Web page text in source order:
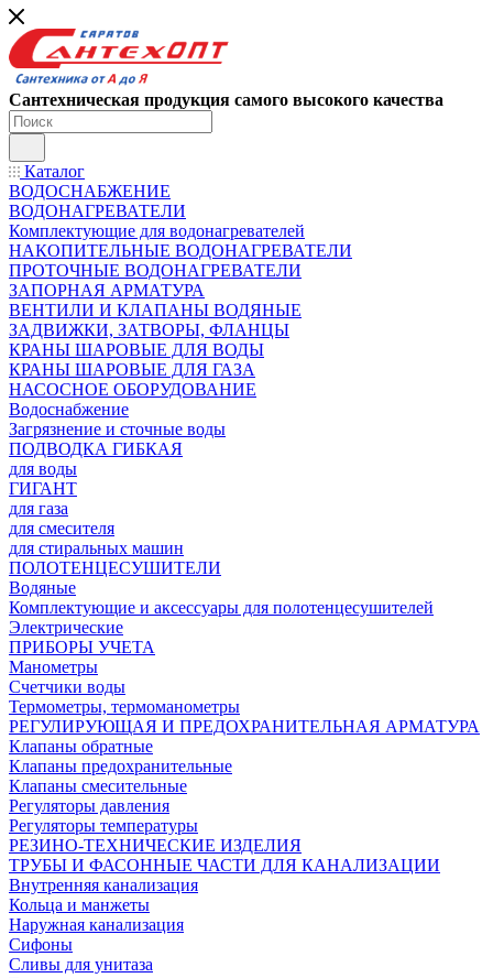
Сантехническая продукция самого высокого качества
Каталог
ВОДОСНАБЖЕНИЕ
ВОДОНАГРЕВАТЕЛИ
Комплектующие для водонагревателей
НАКОПИТЕЛЬНЫЕ ВОДОНАГРЕВАТЕЛИ
ПРОТОЧНЫЕ ВОДОНАГРЕВАТЕЛИ
ЗАПОРНАЯ АРМАТУРА
ВЕНТИЛИ И КЛАПАНЫ ВОДЯНЫЕ
ЗАДВИЖКИ, ЗАТВОРЫ, ФЛАНЦЫ
КРАНЫ ШАРОВЫЕ ДЛЯ ВОДЫ
КРАНЫ ШАРОВЫЕ ДЛЯ ГАЗА
НАСОСНОЕ ОБОРУДОВАНИЕ
Водоснабжение
Загрязнение и сточные воды
ПОДВОДКА ГИБКАЯ
для воды
ГИГАНТ
для газа
для смесителя
для стиральных машин
ПОЛОТЕНЦЕСУШИТЕЛИ
Водяные
Комплектующие и аксессуары для полотенцесушителей
Электрические
ПРИБОРЫ УЧЕТА
Манометры
Счетчики воды
Термометры, термоманометры
РЕГУЛИРУЮЩАЯ И ПРЕДОХРАНИТЕЛЬНАЯ АРМАТУРА
Клапаны обратные
Клапаны предохранительные
Клапаны смесительные
Регуляторы давления
Регуляторы температуры
РЕЗИНО-ТЕХНИЧЕСКИЕ ИЗДЕЛИЯ
ТРУБЫ И ФАСОННЫЕ ЧАСТИ ДЛЯ КАНАЛИЗАЦИИ
Внутренняя канализация
Кольца и манжеты
Наружная канализация
Сифоны
Сливы для унитаза